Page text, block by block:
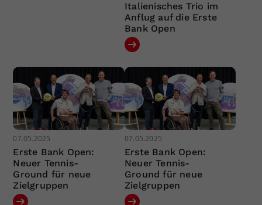
Italienisches Trio im
Anflug auf die Erste
Bank Open
07.05.2025
Erste Bank Open:
Neuer Tennis-
Ground für neue
Zielgruppen
07.05.2025
Erste Bank Open:
Neuer Tennis-
Ground für neue
Zielgruppen